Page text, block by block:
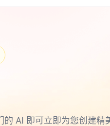
AI 即可立即为您创建精